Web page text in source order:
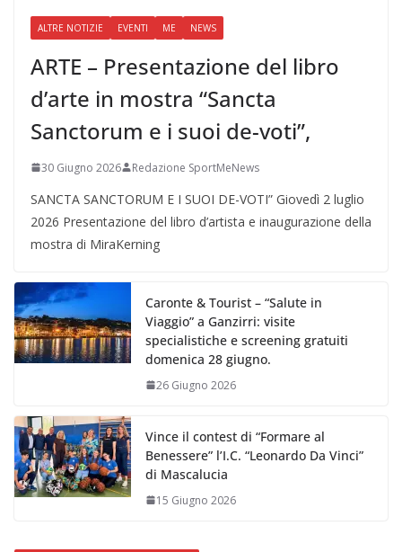
ALTRE NOTIZIE EVENTI ME NEWS
ARTE – Presentazione del libro
d’arte in mostra “Sancta
Sanctorum e i suoi de-voti”,
30 Giugno 2026 Redazione SportMeNews
SANCTA SANCTORUM E I SUOI DE-VOTI” Giovedì 2 luglio
2026 Presentazione del libro d’artista e inaugurazione della
mostra di MiraKerning
Caronte & Tourist – “Salute in
Viaggio” a Ganzirri: visite
specialistiche e screening gratuiti
domenica 28 giugno.
26 Giugno 2026
Vince il contest di “Formare al
Benessere” l’I.C. “Leonardo Da Vinci”
di Mascalucia
15 Giugno 2026